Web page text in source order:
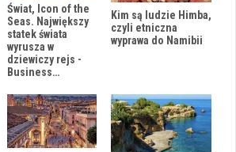
Świat, Icon of the
Seas. Największy
statek świata
wyrusza w
dziewiczy rejs -
Business…
Kim są ludzie Himba,
czyli etniczna
wyprawa do Namibii